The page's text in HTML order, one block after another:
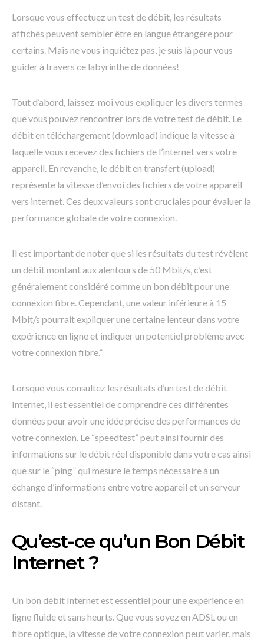
Lorsque vous effectuez un test de débit, les résultats
affichés peuvent sembler être en langue étrangère pour
certains. Mais ne vous inquiétez pas, je suis là pour vous
guider à travers ce labyrinthe de données!
Tout d’abord, laissez-moi vous expliquer les divers termes
que vous pouvez rencontrer lors de votre test de débit. Le
débit en téléchargement (download) indique la vitesse à
laquelle vous recevez des fichiers de l’internet vers votre
appareil. En revanche, le débit en transfert (upload)
représente la vitesse d’envoi des fichiers de votre appareil
vers internet. Ces deux valeurs sont cruciales pour évaluer la
performance globale de votre connexion.
Il est important de noter que si les résultats du test révèlent
un débit montant aux alentours de 50 Mbit/s, c’est
généralement considéré comme un bon débit pour une
connexion fibre. Cependant, une valeur inférieure à 15
Mbit/s pourrait expliquer une certaine lenteur dans votre
expérience en ligne et indiquer un potentiel problème avec
votre connexion fibre.”
Lorsque vous consultez les résultats d’un test de débit
Internet, il est essentiel de comprendre ces différentes
données pour avoir une idée précise des performances de
votre connexion. Le “speedtest” peut ainsi fournir des
informations sur le débit réel disponible dans votre cas ainsi
que sur le “ping” qui mesure le temps nécessaire à un
échange d’informations entre votre appareil et un serveur
distant.
Qu’est-ce qu’un Bon Débit
Internet ?
Un bon débit Internet est essentiel pour une expérience en
ligne fluide et sans heurts. Que vous soyez en ADSL ou en
fibre optique, la vitesse de votre connexion peut varier, mais